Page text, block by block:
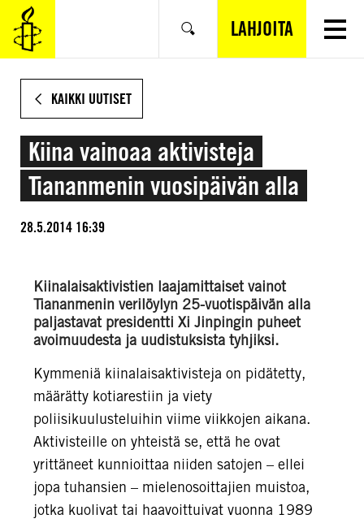
SIIRRY
VARSINAISEEN
SISÄLTÖÖN
Hae LAHJOITA
KAIKKI UUTISET
Kiina vainoaa aktivisteja
Tiananmenin vuosipäivän alla
28.5.2014 16:39
Kiinalaisaktivistien laajamittaiset vainot
Tiananmenin verilöylyn 25-vuotispäivän alla
paljastavat presidentti Xi Jinpingin puheet
avoimuudesta ja uudistuksista tyhjiksi.
Kymmeniä kiinalaisaktivisteja on pidätetty,
määrätty kotiarestiin ja viety
poliisikuulusteluihin viime viikkojen aikana.
Aktivisteille on yhteistä se, että he ovat
yrittäneet kunnioittaa niiden satojen – ellei
jopa tuhansien – mielenosoittajien muistoa,
jotka kuolivat tai haavoittuivat vuonna 1989